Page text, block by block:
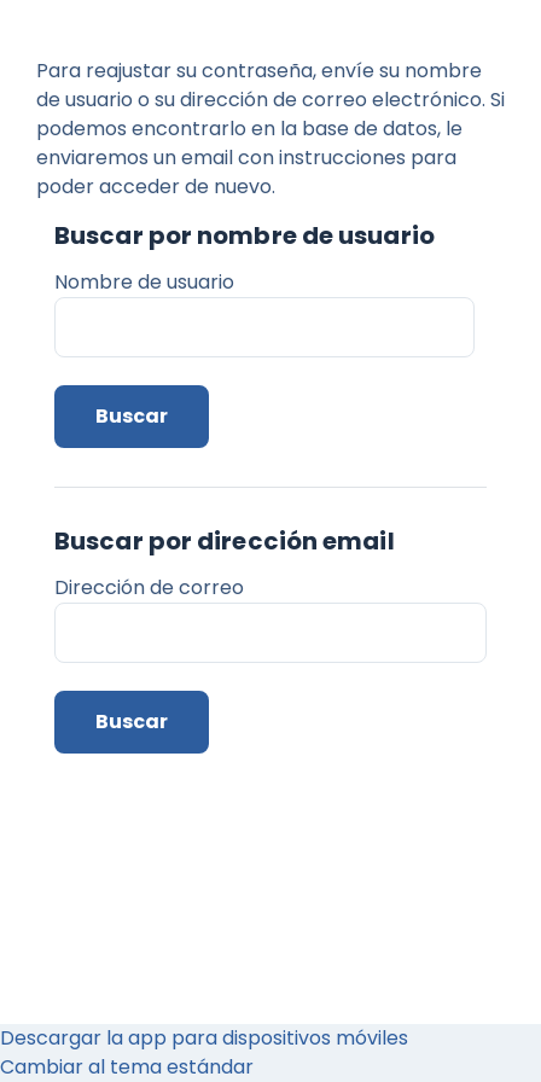
Para reajustar su contraseña, envíe su nombre
de usuario o su dirección de correo electrónico. Si
podemos encontrarlo en la base de datos, le
enviaremos un email con instrucciones para
poder acceder de nuevo.
Buscar por nombre de usuario
Buscar por nombre de usuario
Nombre de usuario
Buscar por dirección email
Buscar por dirección email
Dirección de correo
Descargar la app para dispositivos móviles
Cambiar al tema estándar